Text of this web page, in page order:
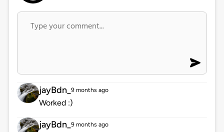
jayBdn_ 9 months ago
Worked :)
jayBdn_ 9 months ago